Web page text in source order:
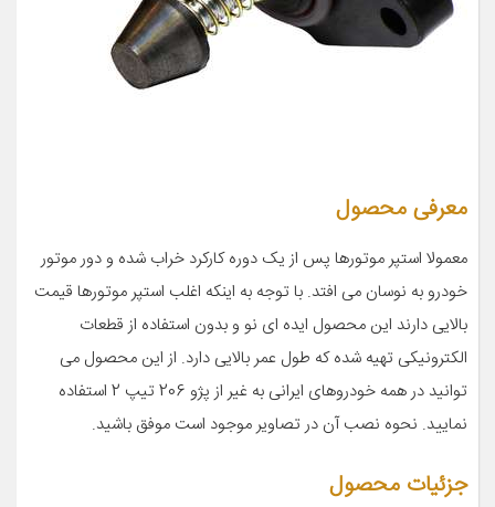
معرفی محصول
معمولا استپر موتورها پس از یک دوره کارکرد خراب شده و دور موتور
خودرو به نوسان می افتد. با توجه به اینکه اغلب استپر موتورها قیمت
بالایی دارند این محصول ایده ای نو و بدون استفاده از قطعات
الکترونیکی تهیه شده که طول عمر بالایی دارد. از این محصول می
توانید در همه خودروهای ایرانی به غیر از پژو 206 تیپ 2 استفاده
نمایید. نحوه نصب آن در تصاویر موجود است موفق باشید.
جزئیات محصول